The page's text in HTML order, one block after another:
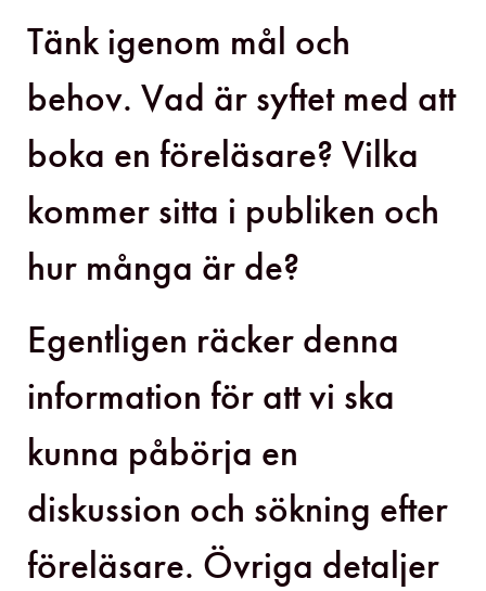
Tänk igenom mål och
behov. Vad är syftet med att
boka en föreläsare? Vilka
kommer sitta i publiken och
hur många är de?
Egentligen räcker denna
information för att vi ska
kunna påbörja en
diskussion och sökning efter
föreläsare. Övriga detaljer